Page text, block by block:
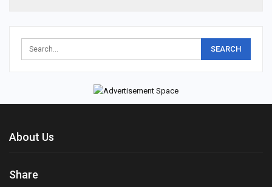
About Us
Share